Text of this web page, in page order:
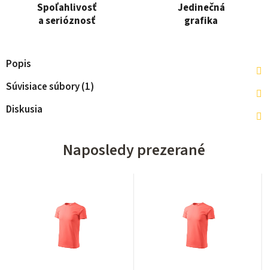
Spoľahlivosť
a serióznosť
Jedinečná
grafika
Popis
Súvisiace súbory (1)
Diskusia
Naposledy prezerané